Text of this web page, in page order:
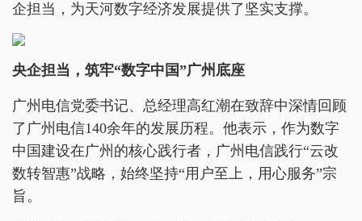
企担当，为天河数字经济发展提供了坚实支撑。
央企担当，筑牢“数字中国”广州底座
广州电信党委书记、总经理高红潮在致辞中深情回顾
了广州电信140余年的发展历程。他表示，作为数字
中国建设在广州的核心践行者，广州电信践行“云改
数转智惠”战略，始终坚持“用户至上，用心服务”宗
旨。